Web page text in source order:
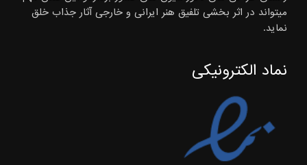
میتواند در اثر بخشی تلفیق هنر ایرانی و خارجی آثار جذاب خلق
نماید.
نماد الکترونیکی